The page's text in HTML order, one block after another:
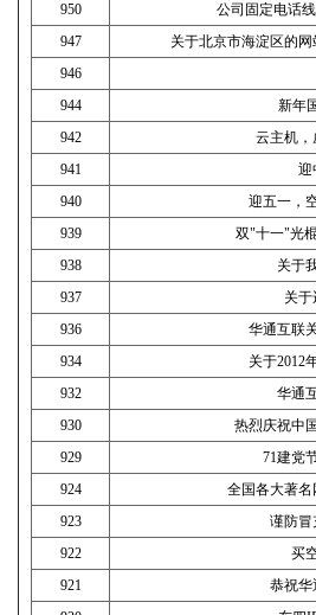
950
公司固定电话
947
关于北京市海淀区的
946
944
新年
942
云主机，
941
迎
940
迎五一，
939
双"十一"光
938
关于
937
关于
936
华通互联
934
关于2012
932
华通
930
热烈庆祝中
929
71建党
924
全国各大著名
923
谨防冒
922
买
921
恭祝华